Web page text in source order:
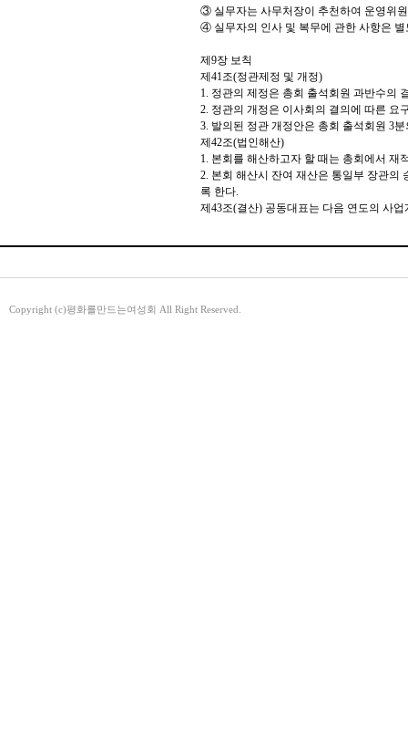
③ 실무자는 사무처장이 추천하여 운영위
④ 실무자의 인사 및 복무에 관한 사항은 별
제9장 보칙
제41조(정관제정 및 개정)
1. 정관의 제정은 총회 출석회원 과반수의
2. 정관의 개정은 이사회의 결의에 따른 요
3. 발의된 정관 개정안은 총회 출석회원 3
제42조(법인해산)
1. 본회를 해산하고자 할 때는 총회에서 재
2. 본회 해산시 잔여 재산은 통일부 장관의
록 한다.
제43조(결산) 공동대표는 다음 연도의 사
1. 이 정관은 주무관청의 허가를 받은 이후
Copyright (c)평화를만드는여성회 All Right Reserved.